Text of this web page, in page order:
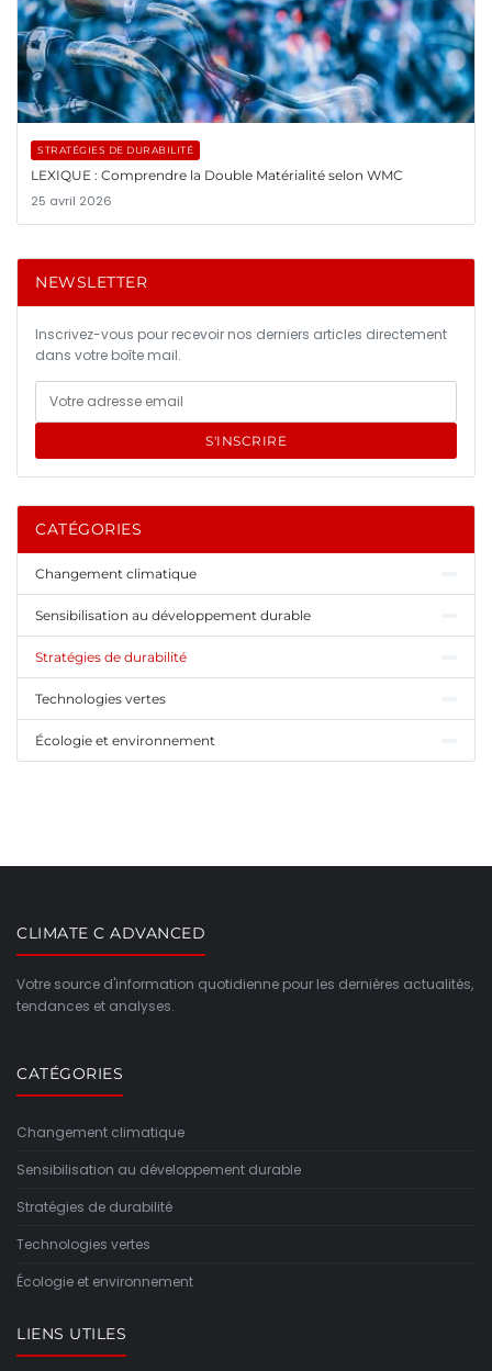
STRATÉGIES DE DURABILITÉ
LEXIQUE : Comprendre la Double Matérialité selon WMC
25 avril 2026
NEWSLETTER
Inscrivez-vous pour recevoir nos derniers articles directement
dans votre boîte mail.
S'INSCRIRE
CATÉGORIES
Changement climatique
Sensibilisation au développement durable
Stratégies de durabilité
Technologies vertes
Écologie et environnement
CLIMATE C ADVANCED
Votre source d'information quotidienne pour les dernières actualités,
tendances et analyses.
CATÉGORIES
Changement climatique
Sensibilisation au développement durable
Stratégies de durabilité
Technologies vertes
Écologie et environnement
LIENS UTILES